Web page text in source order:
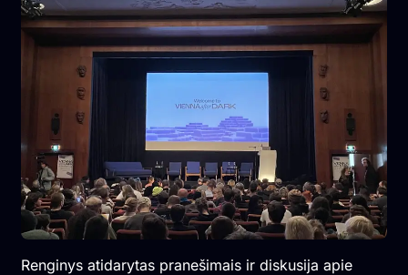
Renginys atidarytas pranešimais ir diskusija apie